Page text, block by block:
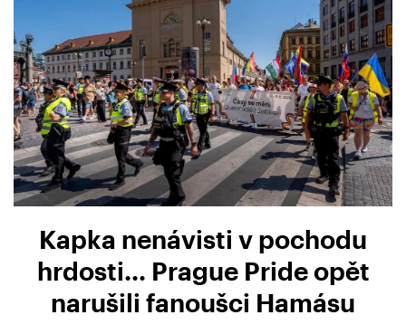
Kapka nenávisti v pochodu
hrdosti… Prague Pride opět
narušili fanoušci Hamásu